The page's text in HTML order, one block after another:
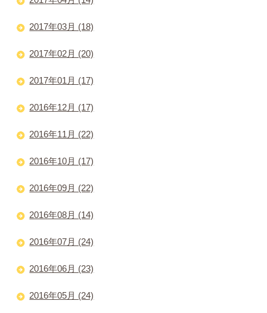
2017年03月 (18)
2017年02月 (20)
2017年01月 (17)
2016年12月 (17)
2016年11月 (22)
2016年10月 (17)
2016年09月 (22)
2016年08月 (14)
2016年07月 (24)
2016年06月 (23)
2016年05月 (24)